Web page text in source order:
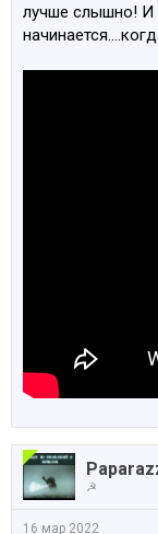
лучше слышно! И
☭
16 мар 2022